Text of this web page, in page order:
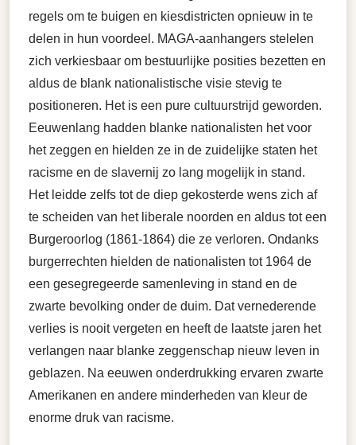
regels om te buigen en kiesdistricten opnieuw in te
delen in hun voordeel. MAGA-aanhangers stelelen
zich verkiesbaar om bestuurlijke posities bezetten en
aldus de blank nationalistische visie stevig te
positioneren. Het is een pure cultuurstrijd geworden.
Eeuwenlang hadden blanke nationalisten het voor
het zeggen en hielden ze in de zuidelijke staten het
racisme en de slavernij zo lang mogelijk in stand.
Het leidde zelfs tot de diep gekosterde wens zich af
te scheiden van het liberale noorden en aldus tot een
Burgeroorlog (1861-1864) die ze verloren. Ondanks
burgerrechten hielden de nationalisten tot 1964 de
een gesegregeerde samenleving in stand en de
zwarte bevolking onder de duim. Dat vernederende
verlies is nooit vergeten en heeft de laatste jaren het
verlangen naar blanke zeggenschap nieuw leven in
geblazen. Na eeuwen onderdrukking ervaren zwarte
Amerikanen en andere minderheden van kleur de
enorme druk van racisme.